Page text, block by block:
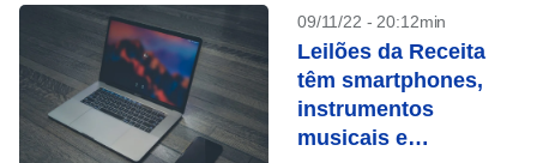
09/11/22 - 20:12min
Leilões da Receita
têm smartphones,
instrumentos
musicais e